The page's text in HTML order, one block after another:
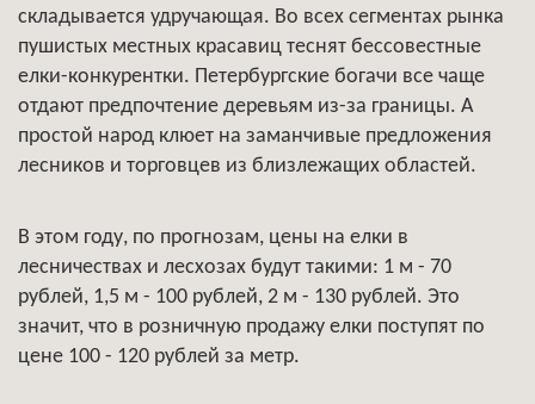
складывается удручающая. Во всех сегментах рынка
пушистых местных красавиц теснят бессовестные
елки-конкурентки. Петербургские богачи все чаще
отдают предпочтение деревьям из-за границы. А
простой народ клюет на заманчивые предложения
лесников и торговцев из близлежащих областей.
В этом году, по прогнозам, цены на елки в
лесничествах и лесхозах будут такими: 1 м - 70
рублей, 1,5 м - 100 рублей, 2 м - 130 рублей. Это
значит, что в розничную продажу елки поступят по
цене 100 - 120 рублей за метр.